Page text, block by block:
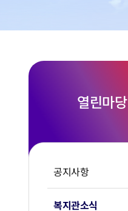
열린마당
공지사항
복지관소식